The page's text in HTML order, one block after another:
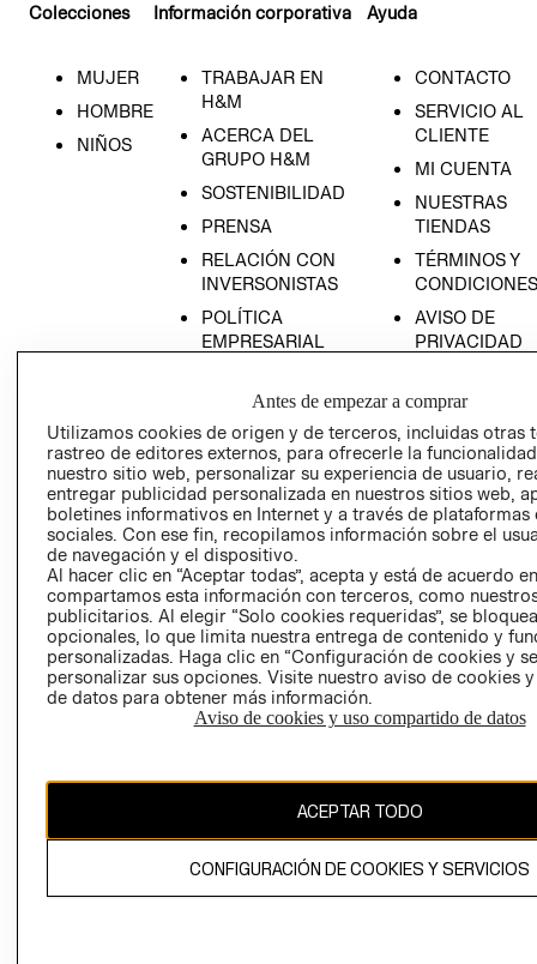
Colecciones
MUJER
HOMBRE
NIÑOS
Información corporativa
TRABAJAR EN
H&M
ACERCA DEL
GRUPO H&M
SOSTENIBILIDAD
PRENSA
RELACIÓN CON
INVERSONISTAS
POLÍTICA
EMPRESARIAL
Ayuda
CONTACTO
SERVICIO AL
CLIENTE
MI CUENTA
NUESTRAS
TIENDAS
TÉRMINOS Y
CONDICIONES
AVISO DE
PRIVACIDAD
AVISO DE
COOKIES
LIBRO DE
Ecuador ($)
CAMBIAR REGIÓN
El contenido de esta página web está protegido por copyright y es
Antes de empezar a comprar
Utilizamos cookies de origen y de terceros, incluidas otras
rastreo de editores externos, para ofrecerle la
nuestro sitio web, personalizar su experiencia de usuario,
entregar publicidad personalizada en nuestros sitios web,
boletines informativos en Internet y a través de plataformas
sociales. Con ese fin, recopilamos información sobre el
de navegación y el dispositivo.
Al hacer clic en “Aceptar todas”, acepta y está de acuerdo
compartamos esta información con terceros, como
publicitarios. Al elegir “Solo cookies requeridas”, se
opcionales, lo que limita nuestra entrega de contenido y
personalizadas. Haga clic en “Configuración de cookies y
personalizar sus opciones. Visite nuestro aviso de cookies
de datos para obtener más información.
Aviso de cookies y uso compartido de datos
ACEPTAR TODO
CONFIGURACIÓN DE COOKIES Y SERVICIOS